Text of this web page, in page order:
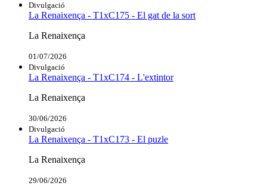
Divulgació
La Renaixença - T1xC175 - El gat de la sort
La Renaixença
01/07/2026
Divulgació
La Renaixença - T1xC174 - L'extintor
La Renaixença
30/06/2026
Divulgació
La Renaixença - T1xC173 - El puzle
La Renaixença
29/06/2026